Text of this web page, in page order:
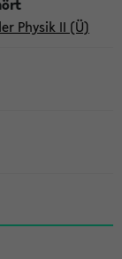
Physik II (Ü)